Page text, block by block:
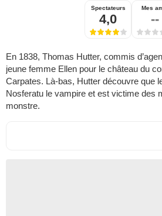
Spectateurs
4,0
Mes
--
En 1838, Thomas Hutter, commis
jeune femme Ellen pour le château du
Carpates. Là-bas, Hutter découvre que
Nosferatu le vampire et est victime des
monstre.